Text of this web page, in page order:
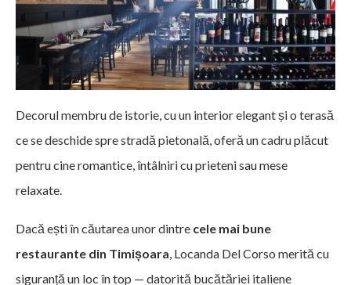
Decorul membru de istorie, cu un interior elegant și o terasă
ce se deschide spre stradă pietonală, oferă un cadru plăcut
pentru cine romantice, întâlniri cu prieteni sau mese
relaxate.
Dacă ești în căutarea unor dintre cele mai bune
restaurante din Timișoara, Locanda Del Corso merită cu
siguranță un loc în top — datorită bucătăriei italiene